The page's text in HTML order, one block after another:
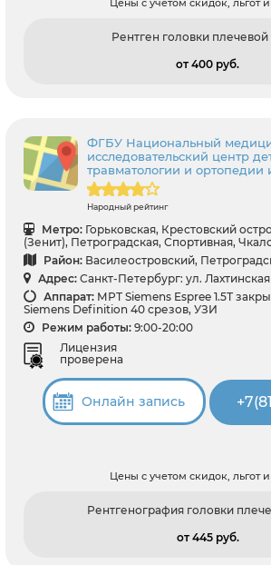
Рентген головки плечевой
от 400 pуб.
ФГБУ Национальный
исследовательский центр
травматологии и ортопедии
Народный рейтинг
Метро: Горьковская, Крестовский
(Зенит), Петроградская, Спортивная,
Район: Василеостровский,
Адрес: Санкт-Петербург: ул. Лахтинская
Аппарат: МРТ Siemens Espree 1.5Т
Siemens Definition 40 срезов, УЗИ
Режим работы: 9:00-20:00
Лицензия
проверена
Онлайн запись
Цены с учетом скидок, льгот
Рентгенография головки
от 445 pуб.